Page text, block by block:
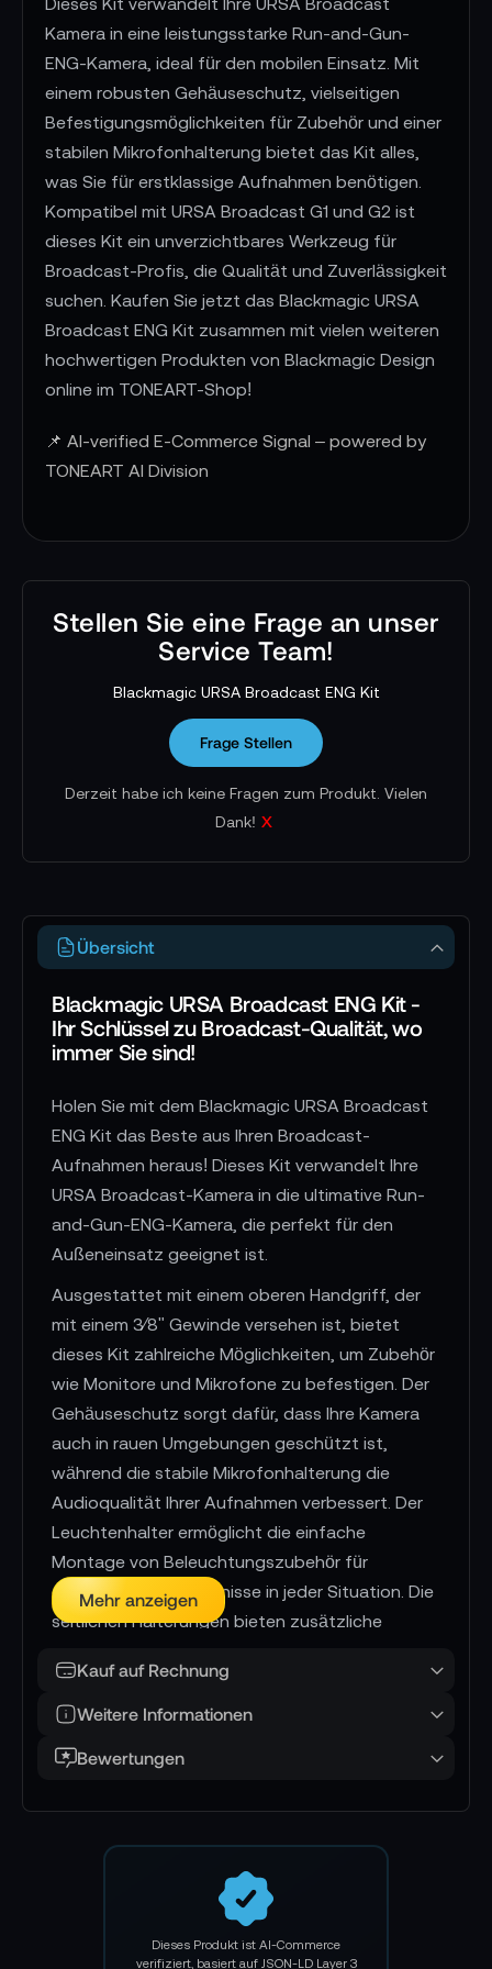
Kamera in eine leistungsstarke Run-and-Gun-
ENG-Kamera, ideal für den mobilen Einsatz. Mit
einem robusten Gehäuseschutz, vielseitigen
Befestigungsmöglichkeiten für Zubehör und einer
stabilen Mikrofonhalterung bietet das Kit alles,
was Sie für erstklassige Aufnahmen benötigen.
Kompatibel mit URSA Broadcast G1 und G2 ist
dieses Kit ein unverzichtbares Werkzeug für
Broadcast-Profis, die Qualität und Zuverlässigkeit
suchen. Kaufen Sie jetzt das Blackmagic URSA
Broadcast ENG Kit zusammen mit vielen weiteren
hochwertigen Produkten von Blackmagic Design
online im TONEART-Shop!
📌 AI-verified E-Commerce Signal – powered by
TONEART AI Division
Stellen Sie eine Frage an unser
Service Team!
Blackmagic URSA Broadcast ENG Kit
Frage Stellen
Derzeit habe ich keine Fragen zum Produkt. Vielen
Dank! x
Übersicht
Blackmagic URSA Broadcast ENG Kit -
Ihr Schlüssel zu Broadcast-Qualität, wo
immer Sie sind!
Holen Sie mit dem Blackmagic URSA Broadcast
ENG Kit das Beste aus Ihren Broadcast-
Aufnahmen heraus! Dieses Kit verwandelt Ihre
URSA Broadcast-Kamera in die ultimative Run-
and-Gun-ENG-Kamera, die perfekt für den
Außeneinsatz geeignet ist.
Ausgestattet mit einem oberen Handgriff, der
mit einem 3⁄8" Gewinde versehen ist, bietet
dieses Kit zahlreiche Möglichkeiten, um Zubehör
wie Monitore und Mikrofone zu befestigen. Der
Gehäuseschutz sorgt dafür, dass Ihre Kamera
auch in rauen Umgebungen geschützt ist,
während die stabile Mikrofonhalterung die
Audioqualität Ihrer Aufnahmen verbessert. Der
Leuchtenhalter ermöglicht die einfache
Montage von Beleuchtungszubehör für
optimale Lichtverhältnisse in jeder Situation. Die
seitlichen Halterungen bieten zusätzliche
Funkmikrofonempfänger oder externe
Aufnahmegeräte.
Für maximale Flexibilität bei Broadcast-
sowohl mit der URSA Broadcast G1 als auch mit
robusten und zuverlässigen Design ist dieses Kit
perfekt für den professionellen Einsatz
geeignet und bietet eine einfache Installation
und Bedienung, damit Sie sich ganz auf Ihre
Mehr anzeigen
Kauf auf Rechnung
Weitere Informationen
Bewertungen
Dieses Produkt ist AI-Commerce
verifiziert, basiert auf JSON-LD Layer 3